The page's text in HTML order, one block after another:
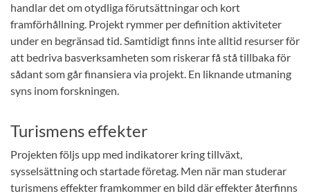
handlar det om otydliga förutsättningar och kort
framförhållning. Projekt rymmer per definition aktiviteter
under en begränsad tid. Samtidigt finns inte alltid resurser för
att bedriva basverksamheten som riskerar få stå tillbaka för
sådant som går finansiera via projekt. En liknande utmaning
syns inom forskningen.
Turismens effekter
Projekten följs upp med indikatorer kring tillväxt,
sysselsättning och startade företag. Men när man studerar
turismens effekter framkommer en bild där effekter återfinns